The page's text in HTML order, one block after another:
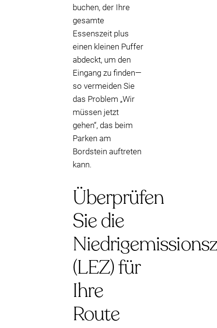
buchen, der Ihre
gesamte
Essenszeit plus
einen kleinen Puffer
abdeckt, um den
Eingang zu finden—
so vermeiden Sie
das Problem „Wir
müssen jetzt
gehen“, das beim
Parken am
Bordstein auftreten
kann.
Überprüfen
Sie die
(LEZ) für
Ihre
Route